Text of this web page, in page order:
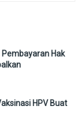
Hak
HPV Buat